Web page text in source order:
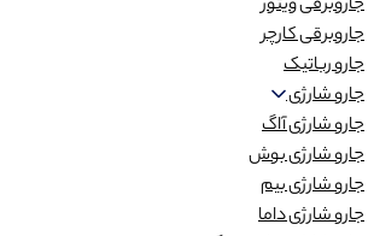
جاروبرقی ویتور
جاروبرقی کارچر
جارو رباتیک
جارو شارژی
جارو شارژی آاگ
جارو شارژی بوش
جارو شارژی بیم
جارو شارژی داما